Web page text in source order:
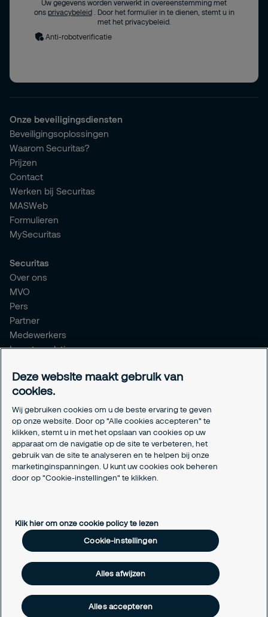
Uw gegevens worden verwerkt in overeenstemming met
ons privacybeleid
. Door het formulier in te dienen, stemt u in
met het privacybeleid.
Anti-robotverificatie
Onze beveiligingsdiensten
Beveiligingsoplossingen
Waarom Securitas?
Prijzen
Contact
Werken bij Securitas
MASWeb
Formulieren
MySecuritas
Securitas
Over ons
MVO
Pers
Partner
Medewerkers
Investor relations
Certificeringen
Aanmeldformulieren installatiepartners
Juridisch
Privacyverklaring
Algemene voorwaarden
Responsible disclosure
Cookie-instellingen
Deze website maakt gebruik van
cookies.
Wij gebruiken cookies om u de beste ervaring te geven
op onze website. Door op "Alle cookies accepteren" te
klikken, stemt u in met het opslaan van cookies op uw
apparaat om de navigatie op de site te verbeteren, het
gebruik van de site te analyseren en te helpen bij onze
marketinginspanningen. U kunt uw cookies ook beheren
door op "Cookie-instellingen" te klikken.
Klik hier om onze cookie policy te lezen
Cookie-instellingen
Alles afwijzen
Alles accepteren